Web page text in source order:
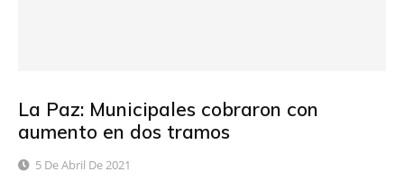
La Paz: Municipales cobraron con
aumento en dos tramos
5 De Abril De 2021